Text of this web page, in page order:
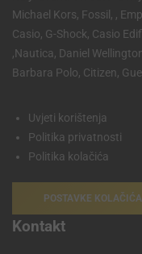
Michael Kors, Fossil, ,
Casio, G-Shock, Casio
,Nautica, Daniel
Barbara Polo, Citizen,
Uvjeti korištenja
Politika privatnosti
Politika kolačića
POSTAVKE KOLAČIĆA
Kontakt